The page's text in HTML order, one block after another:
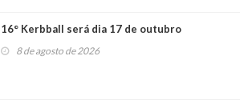
16° Kerbball será dia 17 de outubro
8 de agosto de 2026